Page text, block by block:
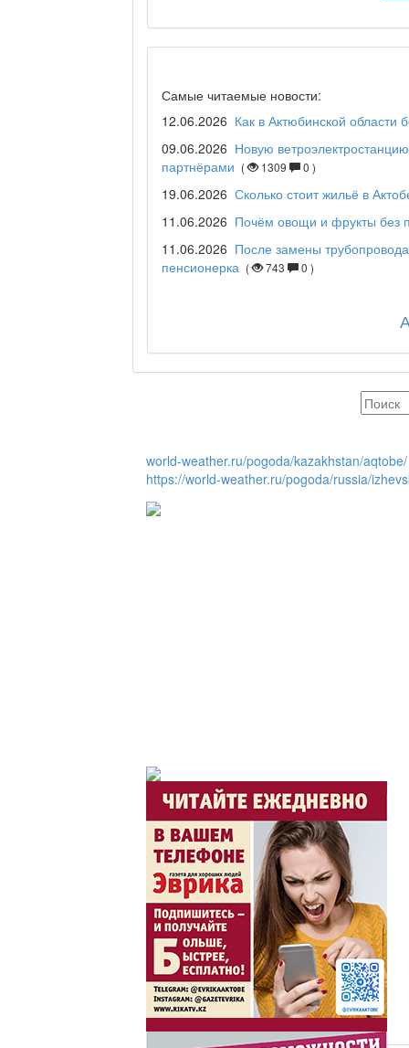
Дәрігер не айтады?
Maslihat LIVE
Отчётная встреча
қаласы әкімінің
Люди города /
Служба 109
Час акима / Әкім
Розыгрыши призов
Из первых рук /
Интервью с экспертом,
важная для зрителей ...
Самые читаемые новости:
12.06.2026 Как в Актюбинской области
09.06.2026 Новую
партнёрами ( 1309 0 )
19.06.2026 Сколько стоит жильё в
11.06.2026 Почём овощи и фрукты без
11.06.2026 После замены
пенсионерка ( 743 0 )
world-weather.ru/pogoda/kazakhstan/aqtobe/
https://world-weather.ru/pogoda/russia/